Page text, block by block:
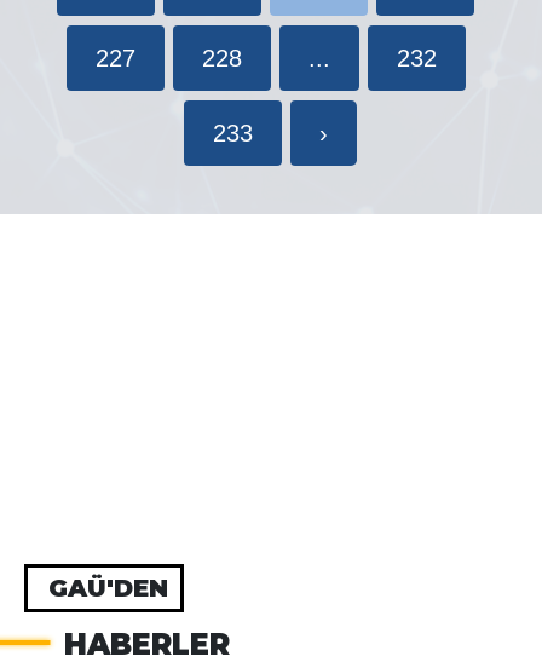
227 228 ... 232
233 ›
GAÜ'DEN
HABERLER